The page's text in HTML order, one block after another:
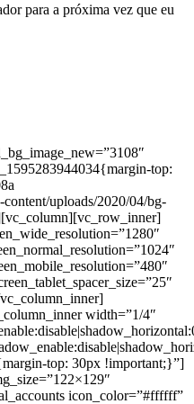
para a próxima vez que eu
top:
uploads/2020/04/bg-
width=”1/4″
top: 30px !important;}”]
icon_color=”#ffffff”